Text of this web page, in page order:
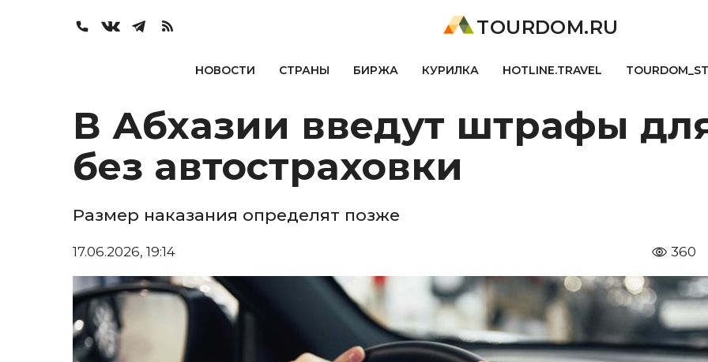
TOURDOM.RU
НОВОСТИ СТРАНЫ БИРЖА КУРИЛКА HOTLINE.TRAVEL
В Абхазии введут штрафы
без автостраховки
Размер наказания определят позже
17.06.2026, 19:14 360